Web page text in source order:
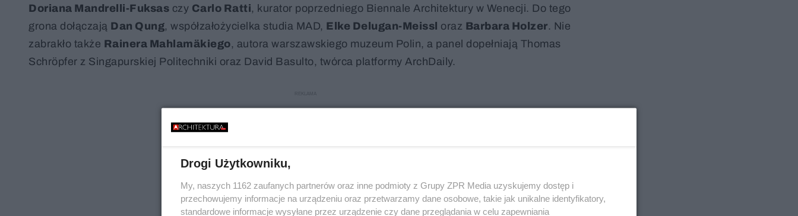
Doriana Mandrelli-Fuksas czy Carlo Ratti, kurator poprzedniego Biennale Architektury w Wenecji. Do tego
grona dołączają Dan Qung, współzałożycielka studia MAD, Elke Delugan-Meissl oraz Barbara Holzer. Nie
zabrakło także Rainera Mahlamäkiego, autora warszawskiego muzeum Polin, a panel dopełniają Thomas
Schröpfer z Singapurskiej Politechniki oraz David Basulto, twórca platformy ArchDaily.
Drogi Użytkowniku,
My, naszych 1162 zaufanych partnerów oraz inne podmioty z Grupy ZPR Media uzyskujemy dostęp i
przechowujemy informacje na urządzeniu oraz przetwarzamy dane osobowe, takie jak unikalne identyfikatory,
standardowe informacje wysyłane przez urządzenie czy dane przeglądania w celu zapewniania